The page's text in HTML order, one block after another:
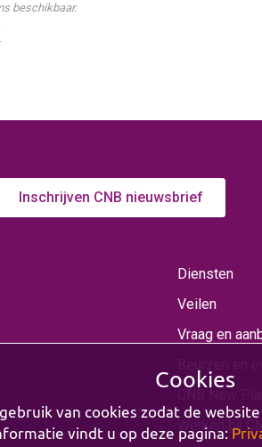
beschikbaar.
Inschrijven CNB nieuwsbrief
Diensten
Veilen
Vraag en
Werken bij
Cookies
van cookies zodat de
vindt u op deze pagina: